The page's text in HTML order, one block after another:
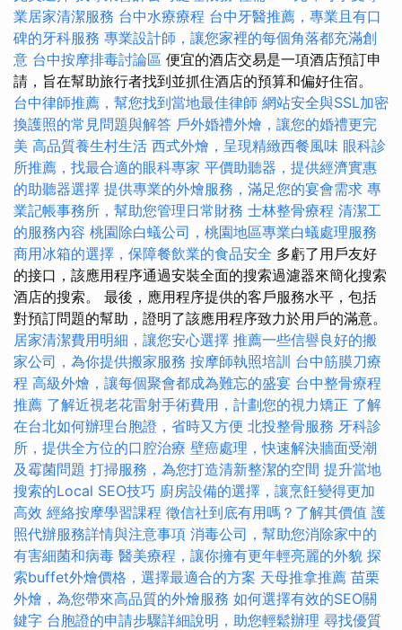
業居家清潔服務 台中水療療程 台中牙醫推薦，專業且有口
碑的牙科服務 專業設計師，讓您家裡的每個角落都充滿創
意 台中按摩排毒討論區 便宜的酒店交易是一項酒店預訂申
請，旨在幫助旅行者找到並抓住酒店的預算和偏好住宿。
台中律師推薦，幫您找到當地最佳律師 網站安全與SSL加密
換護照的常見問題與解答 戶外婚禮外燴，讓您的婚禮更完
美 高品質養生村生活 西式外燴，呈現精緻西餐風味 眼科診
所推薦，找最合適的眼科專家 平價助聽器，提供經濟實惠
的助聽器選擇 提供專業的外燴服務，滿足您的宴會需求 專
業記帳事務所，幫助您管理日常財務 士林整骨療程 清潔工
的服務內容 桃園除白蟻公司，桃園地區專業白蟻處理服務
商用冰箱的選擇，保障餐飲業的食品安全 多虧了用戶友好
的接口，該應用程序通過安裝全面的搜索過濾器來簡化搜索
酒店的搜索。 最後，應用程序提供的客戶服務水平，包括
對預訂問題的幫助，證明了該應用程序致力於用戶的滿意。
居家清潔費用明細，讓您安心選擇 推薦一些信譽良好的搬
家公司，為你提供搬家服務 按摩師執照培訓 台中筋膜刀療
程 高級外燴，讓每個聚會都成為難忘的盛宴 台中整骨療程
推薦 了解近視老花雷射手術費用，計劃您的視力矯正 了解
在台北如何辦理台胞證，省時又方便 北投整骨服務 牙科診
所，提供全方位的口腔治療 壁癌處理，快速解決牆面受潮
及霉菌問題 打掃服務，為您打造清新整潔的空間 提升當地
搜索的Local SEO技巧 廚房設備的選擇，讓烹飪變得更加
高效 經絡按摩學習課程 徵信社到底有用嗎？了解其價值 護
照代辦服務詳情與注意事項 消毒公司，幫助您消除家中的
有害細菌和病毒 醫美療程，讓你擁有更年輕亮麗的外貌 探
索buffet外燴價格，選擇最適合的方案 天母推拿推薦 苗栗
外燴，為您帶來高品質的外燴服務 如何選擇有效的SEO關
鍵字 台胞證的申請步驟詳細說明，助您輕鬆辦理 尋找優質